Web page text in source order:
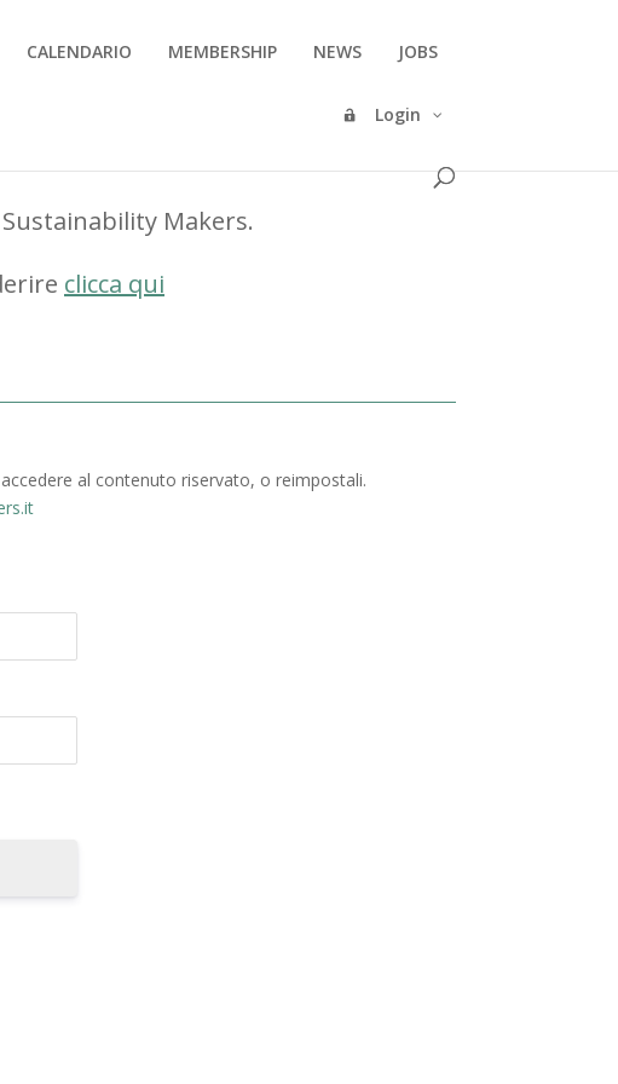
CALENDARIO MEMBERSHIP NEWS JOBS
Login
Makers.
clicca qui
al contenuto riservato, o reimpostali.